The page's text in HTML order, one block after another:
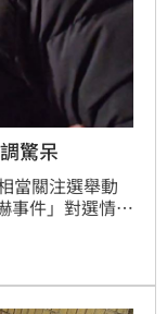
驚呆
當關注選舉動
事件」對選情的